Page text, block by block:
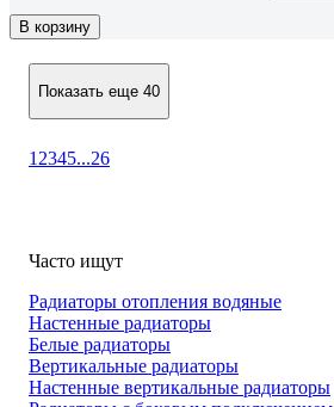
В корзину
Показать еще 40
1 2345...26
Часто ищут
Радиаторы отопления водяные
Настенные радиаторы
Белые радиаторы
Вертикальные радиаторы
Настенные вертикальные радиаторы